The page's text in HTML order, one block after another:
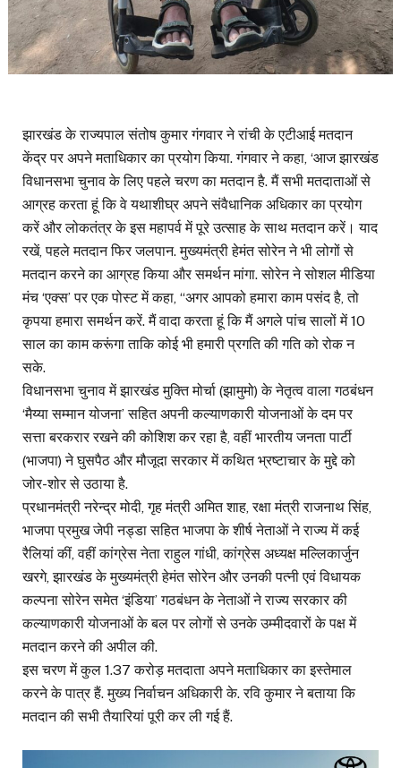
झारखंड के राज्यपाल संतोष कुमार गंगवार ने रांची के एटीआई मतदान
केंद्र पर अपने मताधिकार का प्रयोग किया. गंगवार ने कहा, ‘आज झारखंड
विधानसभा चुनाव के लिए पहले चरण का मतदान है. मैं सभी मतदाताओं से
आग्रह करता हूं कि वे यथाशीघ्र अपने संवैधानिक अधिकार का प्रयोग
करें और लोकतंत्र के इस महापर्व में पूरे उत्साह के साथ मतदान करें। याद
रखें, पहले मतदान फिर जलपान. मुख्यमंत्री हेमंत सोरेन ने भी लोगों से
मतदान करने का आग्रह किया और समर्थन मांगा. सोरेन ने सोशल मीडिया
मंच ‘एक्स’ पर एक पोस्ट में कहा, ‘‘अगर आपको हमारा काम पसंद है, तो
कृपया हमारा समर्थन करें. मैं वादा करता हूं कि मैं अगले पांच सालों में 10
साल का काम करूंगा ताकि कोई भी हमारी प्रगति की गति को रोक न
सके.
विधानसभा चुनाव में झारखंड मुक्ति मोर्चा (झामुमो) के नेतृत्व वाला गठबंधन
‘मैय्या सम्मान योजना’ सहित अपनी कल्याणकारी योजनाओं के दम पर
सत्ता बरकरार रखने की कोशिश कर रहा है, वहीं भारतीय जनता पार्टी
(भाजपा) ने घुसपैठ और मौजूदा सरकार में कथित भ्रष्टाचार के मुद्दे को
जोर-शोर से उठाया है.
प्रधानमंत्री नरेन्द्र मोदी, गृह मंत्री अमित शाह, रक्षा मंत्री राजनाथ सिंह,
भाजपा प्रमुख जेपी नड्डा सहित भाजपा के शीर्ष नेताओं ने राज्य में कई
रैलियां कीं, वहीं कांग्रेस नेता राहुल गांधी, कांग्रेस अध्यक्ष मल्लिकार्जुन
खरगे, झारखंड के मुख्यमंत्री हेमंत सोरेन और उनकी पत्नी एवं विधायक
कल्पना सोरेन समेत ‘इंडिया’ गठबंधन के नेताओं ने राज्य सरकार की
कल्याणकारी योजनाओं के बल पर लोगों से उनके उम्मीदवारों के पक्ष में
मतदान करने की अपील की.
इस चरण में कुल 1.37 करोड़ मतदाता अपने मताधिकार का इस्तेमाल
करने के पात्र हैं. मुख्य निर्वाचन अधिकारी के. रवि कुमार ने बताया कि
मतदान की सभी तैयारियां पूरी कर ली गई हैं.